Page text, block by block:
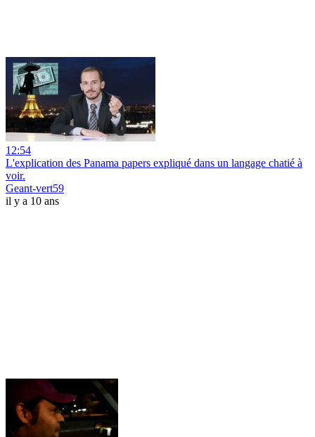
12:54
L'explication des Panama papers expliqué dans un langage chatié à
voir.
Geant-vert59
il y a 10 ans